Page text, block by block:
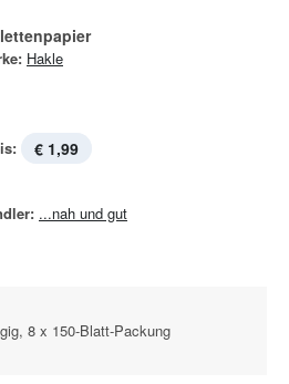
Hakle
€ 1,99
...nah und gut
8 x 150-Blatt-Packung